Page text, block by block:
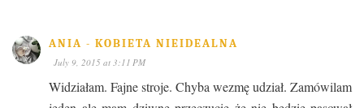
ANIA - KOBIETA NIEIDEALNA
July 9, 2015 at 3:11 PM
Widziałam. Fajne stroje. Chyba wezmę udział. Zamówilam